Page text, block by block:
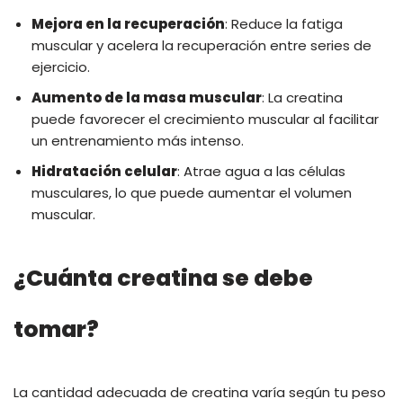
Mejora en la recuperación: Reduce la fatiga
muscular y acelera la recuperación entre series de
ejercicio.
Aumento de la masa muscular: La creatina
puede favorecer el crecimiento muscular al facilitar
un entrenamiento más intenso.
Hidratación celular: Atrae agua a las células
musculares, lo que puede aumentar el volumen
muscular.
¿Cuánta creatina se debe
tomar?
La cantidad adecuada de creatina varía según tu peso